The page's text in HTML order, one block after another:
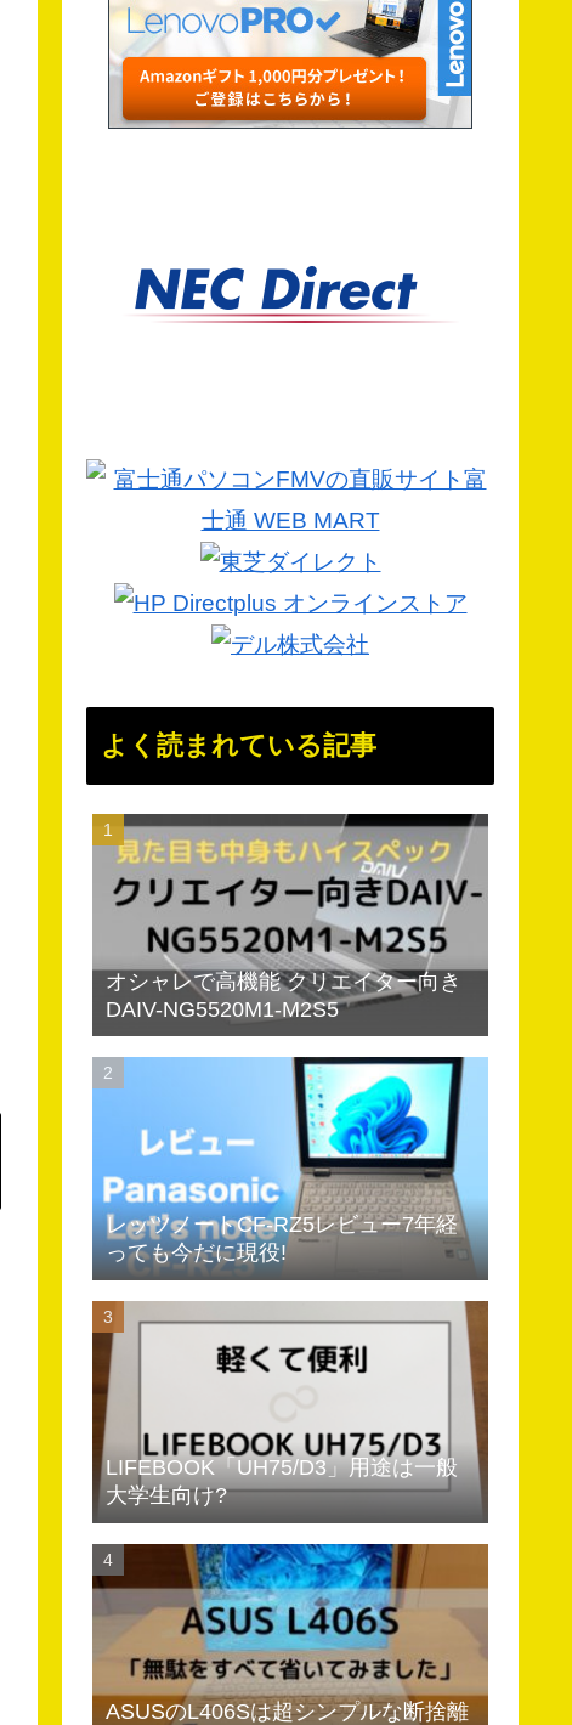
よく読まれている記事
オシャレで高機能 クリエイター向き
DAIV-NG5520M1-M2S5
レッツノートCF-RZ5レビュー7年経
っても今だに現役!
LIFEBOOK「UH75/D3」用途は一般
大学生向け?
ASUSのL406Sは超シンプルな断捨離